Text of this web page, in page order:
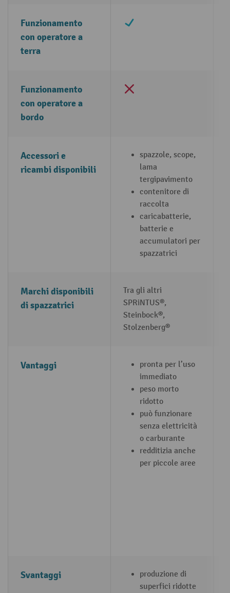
Funzionamento
con operatore a
terra
✔
Funzionamento
con operatore a
bordo
×
Accessori e
ricambi disponibili
spazzole, scope,
lama
tergipavimento
contenitore di
raccolta
caricabatterie,
batterie e
accumulatori per
spazzatrici
Marchi disponibili
di spazzatrici
Tra gli altri
SPRiNTUS®,
Steinbock®,
Stolzenberg®
Vantaggi
pronta per l’uso
immediato
peso morto
ridotto
può funzionare
senza elettricità
o carburante
redditizia anche
per piccole aree
Svantaggi
produzione di
superfici ridotte